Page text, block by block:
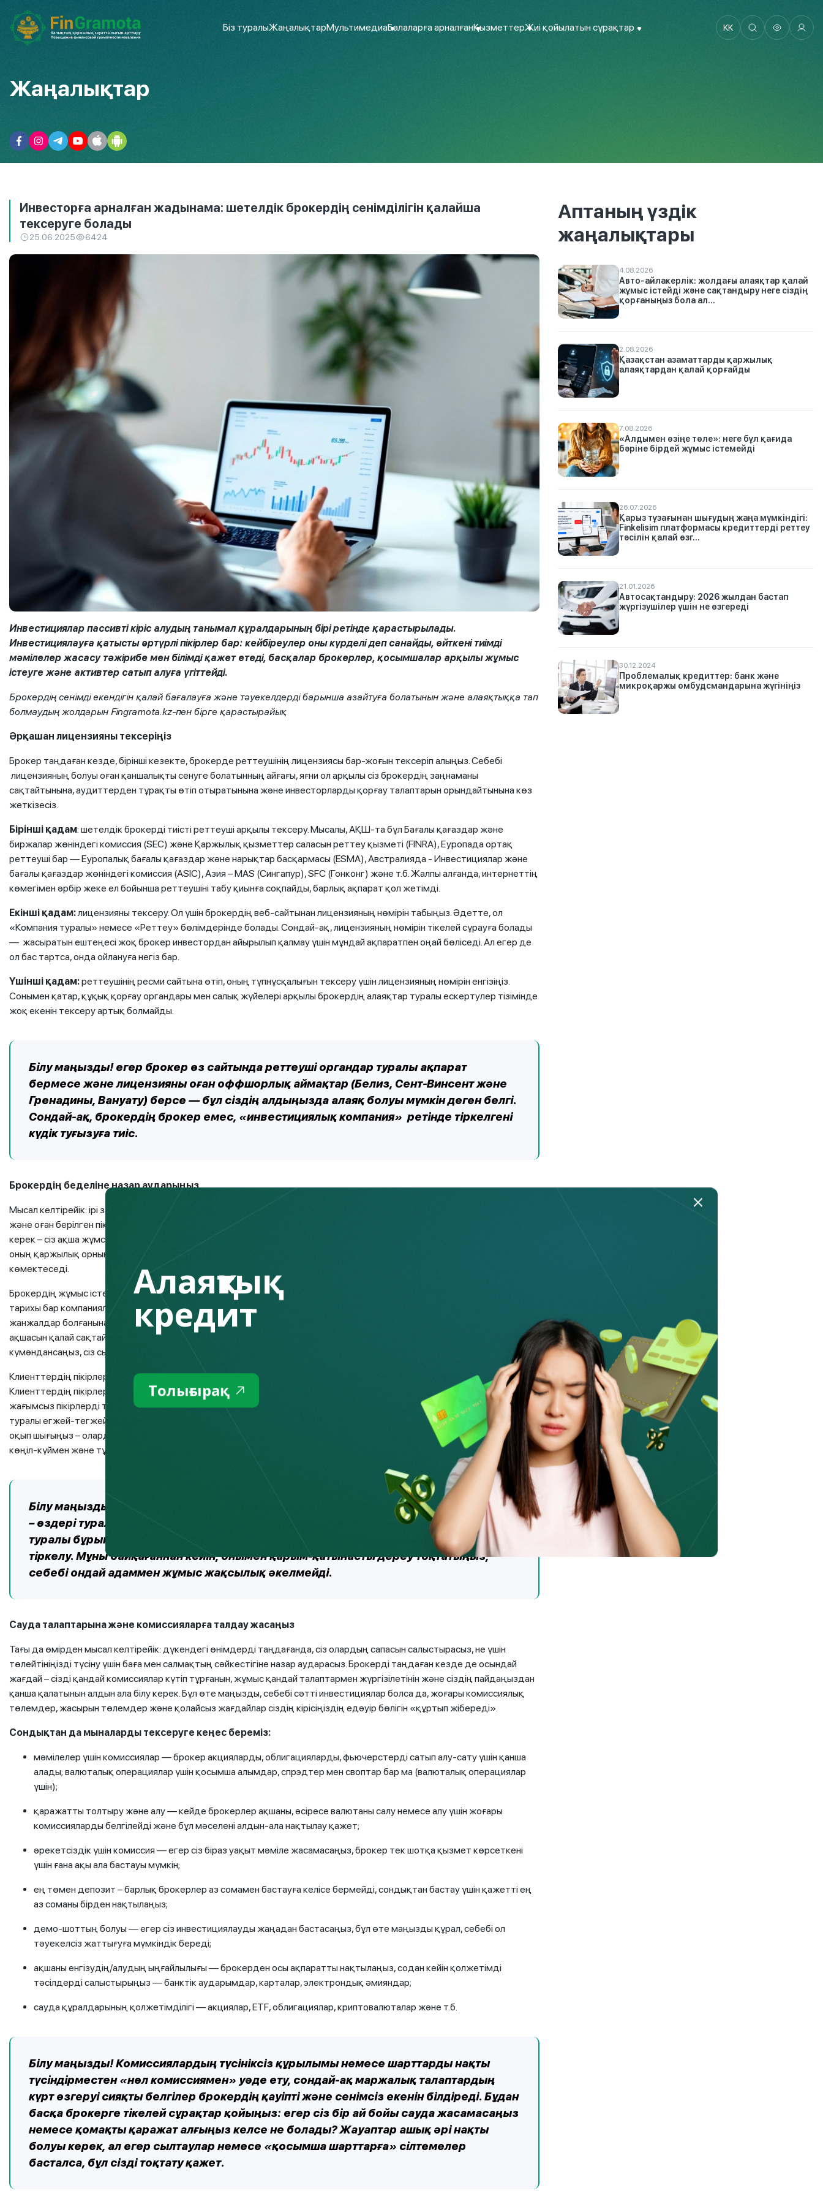
Біз туралыЖаңалықтарМультимедиаБалаларға арналғанҚызметтерЖиі қойылатын сұрақтар KK
Жаңалықтар
Инвесторға арналған жадынама: шетелдік брокердің сенімділігін қалайша
тексеруге болады
25.06.2025 6424
Инвестициялар пассивті кіріс алудың танымал құралдарының бірі ретінде қарастырылады.
Инвестициялауға қатысты әртүрлі пікірлер бар: кейбіреулер оны күрделі деп санайды, өйткені тиімді
мәмілелер жасасу тәжірибе мен білімді қажет етеді, басқалар брокерлер, қосымшалар арқылы жұмыс
істеуге және активтер сатып алуға үгіттейді.
Брокердің сенімді екендігін қалай бағалауға және тәуекелдерді барынша азайтуға болатынын және алаяқтыққа тап
болмаудың жолдарын Fingramota.kz-пен бірге қарастырайық
Әрқашан лицензияны тексеріңіз
Брокер таңдаған кезде, бірінші кезекте, брокерде реттеушінің лицензиясы бар-жоғын тексеріп алыңыз. Себебі
лицензияның болуы оған қаншалықты сенуге болатынның айғағы, яғни ол арқылы сіз брокердің заңнаманы
сақтайтынына, аудиттерден тұрақты өтіп отыратынына және инвесторларды қорғау талаптарын орындайтынына көз
жеткізесіз.
Бірінші қадам: шетелдік брокерді тиісті реттеуші арқылы тексеру. Мысалы, АҚШ-та бұл Бағалы қағаздар және
биржалар жөніндегі комиссия (SEC) және Қаржылық қызметтер саласын реттеу қызметі (FINRA), Еуропада ортақ
реттеуші бар — Еуропалық бағалы қағаздар және нарықтар басқармасы (ESMA), Австралияда - Инвестициялар және
бағалы қағаздар жөніндегі комиссия (ASIC), Азия – MAS (Сингапур), SFC (Гонконг) және т.б. Жалпы алғанда, интернеттің
көмегімен әрбір жеке ел бойынша реттеушіні табу қиынға соқпайды, барлық ақпарат қол жетімді.
Екінші қадам:лицензияны тексеру. Ол үшін брокердің веб-сайтынан лицензияның нөмірін табыңыз. Әдетте, ол
«Компания туралы» немесе «Реттеу» бөлімдерінде болады. Сондай-ақ, лицензияның нөмірін тікелей сұрауға болады
— жасыратын ештеңесі жоқ брокер инвестордан айырылып қалмау үшін мұндай ақпаратпен оңай бөліседі. Ал егер де
ол бас тартса, онда ойлануға негіз бар.
Үшінші қадам:реттеушінің ресми сайтына өтіп, оның түпнұсқалығын тексеру үшін лицензияның нөмірін енгізіңіз.
Сонымен қатар, құқық қорғау органдары мен салық жүйелері арқылы брокердің алаяқтар туралы ескертулер тізімінде
жоқ екенін тексеру артық болмайды.
Білу маңызды! егер брокер өз сайтында реттеуші органдар туралы ақпарат
бермесе және лицензияны оған оффшорлық аймақтар (Белиз, Сент-Винсент және
Гренадины, Вануату) берсе — бұл сіздің алдыңызда алаяқ болуы мүмкін деген белгі.
Сондай-ақ, брокердің брокер емес, «инвестициялық компания» ретінде тіркелгені
күдік туғызуға тиіс.
Брокердің беделіне назар аударыңыз
Мысал келтірейік: ірі зат сатып алудан бұрын ақшаңыздың сапасыз затқа жұмсалмауы үшін тауардың сипаттамаларын
және оған берілген пікірлерді міндетті түрде зерделеп шығасыз. Брокермен де осындай схема бойынша әрекет ету
керек – сіз ақша жұмсайсыз, сондықтан оның тәжірибесін, клиенттердің пікірлерін мүмкіндігінше жан-жақты зерттеп,
оның қаржылық орнықтылығын мұқият талдаңыз. Мұның бәрі оған сенуге болатындығын не болмайтындығын түсінуге
көмектеседі.
Брокердің жұмыс істеу тәжірибесін зерделей отырып, оның нарықта қанша уақыт жұмыс істегенін (5-10 жылдан астам
тарихы бар компаниялар сенімдірек), оның сенімді компаниялармен жұмыс істегенін, бұрын сот процестері немесе
жанжалдар болғанына назар аударыңыз. Бұдан әрі, брокердің қаржылық есептілігін және оның инвесторлардың
ақшасын қалай сақтайтынын тексеріңіз. Қағидаларға сәйкес, бұл сенімді банктердегі бөлінген шоттар болуға тиіс. Егер
күмәндансаңыз, сіз сырттан бағалау үшін тәуелсіз маман тарта аласыз.
Клиенттердің пікірлерімен одан да оңай – заманауи технологиялар бұл үшін көптеген мүмкіндіктер береді.
Клиенттердің пікірлерін зерделеуге болатын көптеген тәуелсіз алаңдар бар, қаражатты алу проблемалары туралы
жағымсыз пікірлерді тексеріңіз: егер олар өз деректерін қалдырса, олармен байланысып, осы брокермен жұмыс істеу
туралы егжей-тегжейлі сұраңыз. Бірақ тым оң немесе жағымсыз пікірлермен сақ болыңыз, оларды бірнеше рет қайта
оқып шығыңыз – оларды боттар немесе нейрожелі жазуы мүмкін. Мұндай пікірлер қасаң түрде жазылуымен, жеткіліксіз
көңіл-күймен және тұжырымдарының ұқсастығымен ерекшеленеді.
Білу маңызды! Брокердің іс-әрекетінде айрықша назар аударуға қажетті жағдайлар
– өздері туралы кәсіби ақпаратты жария етуден бас тарту, төлемдердің кешігуі
туралы бұрынғы клиенттердің шағымдары және оффшорларда ашық тарихсыз
тіркелу. Мұны байқағаннан кейін, онымен қарым-қатынасты дереу тоқтатыңыз,
себебі ондай адаммен жұмыс жақсылық әкелмейді.
Сауда талаптарына және комиссияларға талдау жасаңыз
Тағы да өмірден мысал келтірейік: дүкендегі өнімдерді таңдағанда, сіз олардың сапасын салыстырасыз, не үшін
төлейтініңізді түсіну үшін баға мен салмақтың сәйкестігіне назар аударасыз. Брокерді таңдаған кезде де осындай
жағдай – сізді қандай комиссиялар күтіп тұрғанын, жұмыс қандай талаптармен жүргізілетінін және сіздің пайдаңыздан
қанша қалатынын алдын ала білу керек. Бұл өте маңызды, себебі сәтті инвестициялар болса да, жоғары комиссиялық
төлемдер, жасырын төлемдер және қолайсыз жағдайлар сіздің кірісіңіздің едәуір бөлігін «құртып жібереді».
Сондықтан да мыналарды тексеруге кеңес береміз:
мәмілелер үшін комиссиялар — брокер акцияларды, облигацияларды, фьючерстерді сатып алу-сату үшін қанша
алады; валюталық операциялар үшін қосымша алымдар, спрэдтер мен своптар бар ма (валюталық операциялар
үшін);
қаражатты толтыру және алу — кейде брокерлер ақшаны, әсіресе валютаны салу немесе алу үшін жоғары
комиссияларды белгілейді және бұл мәселені алдын-ала нақтылау қажет;
әрекетсіздік үшін комиссия — егер сіз біраз уақыт мәміле жасамасаңыз, брокер тек шотқа қызмет көрсеткені
үшін ғана ақы ала бастауы мүмкін;
ең төмен депозит – барлық брокерлер аз сомамен бастауға келісе бермейді, сондықтан бастау үшін қажетті ең
аз соманы бірден нақтылаңыз;
демо-шоттың болуы — егер сіз инвестициялауды жаңадан бастасаңыз, бұл өте маңызды құрал, себебі ол
тәуекелсіз жаттығуға мүмкіндік береді;
ақшаны енгізудің/алудың ыңғайлылығы — брокерден осы ақпаратты нақтылаңыз, содан кейін қолжетімді
тәсілдерді салыстырыңыз — банктік аударымдар, карталар, электрондық әмияндар;
сауда құралдарының қолжетімділігі — акциялар, ETF, облигациялар, криптовалюталар және т.б.
Білу маңызды! Комиссиялардың түсініксіз құрылымы немесе шарттарды нақты
түсіндірместен «нөл комиссиямен» уәде ету, сондай-ақ маржалық талаптардың
күрт өзгеруі сияқты белгілер брокердің қауіпті және сенімсіз екенін білдіреді. Бұдан
басқа брокерге тікелей сұрақтар қойыңыз: егер сіз бір ай бойы сауда жасамасаңыз
немесе қомақты қаражат алғыңыз келсе не болады? Жауаптар ашық әрі нақты
болуы керек, ал егер сылтаулар немесе «қосымша шарттарға» сілтемелер
басталса, бұл сізді тоқтату қажет.
Аптаның үздік
жаңалықтары
4.08.2026
Авто-айлакерлік: жолдағы алаяқтар қалай
жұмыс істейді және сақтандыру неге сіздің
қорғаныңыз бола ал...
2.08.2026
Қазақстан азаматтарды қаржылық
алаяқтардан қалай қорғайды
7.08.2026
«Алдымен өзіңе төле»: неге бұл қағида
бәріне бірдей жұмыс істемейді
26.07.2026
Қарыз тұзағынан шығудың жаңа мүмкіндігі:
Finkelisim платформасы кредиттерді реттеу
тәсілін қалай өзг...
21.01.2026
Автосақтандыру: 2026 жылдан бастап
жүргізушілер үшін не өзгереді
30.12.2024
Проблемалық кредиттер: банк және
микроқаржы омбудсмандарына жүгініңіз
Алаяқтық
кредит
Толығырақ